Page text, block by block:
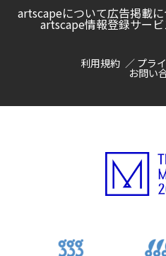
artscapeについて広告掲載
artscape情報登録サー
利用規約 プラ
お問い